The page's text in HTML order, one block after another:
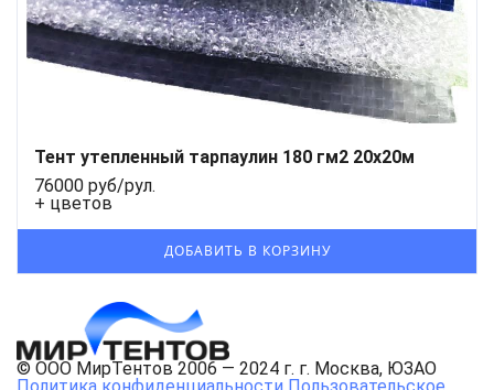
Тент утепленный тарпаулин 180 гм2 20х20м
76000 руб/рул.
+ цветов
© ООО МирТентов 2006 — 2024 г. г. Москва, ЮЗАО